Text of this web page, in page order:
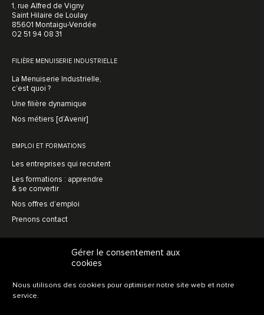
Gérer le consentement aux
cookies
Nous utilisons des cookies pour optimiser notre site web et notre
service.
1, rue Alfred de Vigny
Saint Hilaire de Loulay
85601 Montaigu-Vendée
02 51 94 08 31
FILIÈRE MENUISERIE INDUSTRIELLE
La Menuiserie Industrielle,
c’est quoi ?
Une filière dynamique
Nos métiers [d’Avenir]
EMPLOI ET FORMATIONS
Les entreprises qui recrutent
Les formations : apprendre
& se convertir
Nos offres d’emploi
Prenons contact
L’association, en bref
L’innovation collective